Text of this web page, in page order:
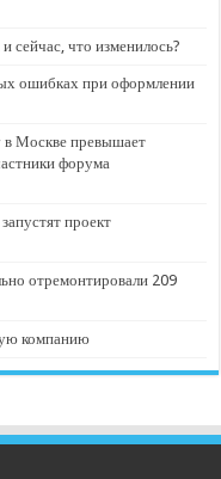
сейчас, что изменилось?
ошибках при оформлении
в Москве превышает
форума
проект
отремонтировали 209
компанию